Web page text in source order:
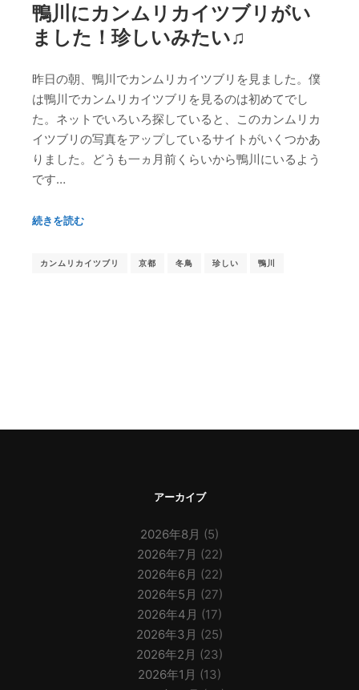
鴨川にカンムリカイツブリがい
ました！珍しいみたい♫
昨日の朝、鴨川でカンムリカイツブリを見ました。僕
は鴨川でカンムリカイツブリを見るのは初めてでし
た。ネットでいろいろ探していると、このカンムリカ
イツブリの写真をアップしているサイトがいくつかあ
りました。どうも一ヵ月前くらいから鴨川にいるよう
です…
続きを読む
カンムリカイツブリ 京都 冬鳥 珍しい 鴨川
アーカイブ
2026年8月 (5)
2026年7月 (22)
2026年6月 (22)
2026年5月 (27)
2026年4月 (17)
2026年3月 (25)
2026年2月 (23)
2026年1月 (13)